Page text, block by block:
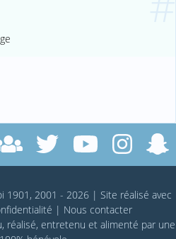
1901, 2001 - 2026 | Site réalisé avec
| Nous contacter
réalisé, entretenu et alimenté par une